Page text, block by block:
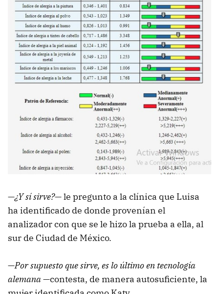
—¿Y sí sirve?— le pregunto a la clínica que Luisa
ha identificado de donde provenían el
analizador con que se le hizo la prueba a ella, al
sur de Ciudad de México.
—Por supuesto que sirve, es lo último en tecnología
alemana—contesta, de manera autosuficiente, la